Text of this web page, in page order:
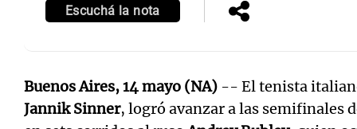
Escuchá la nota
Buenos Aires, 14 mayo (NA) -- El tenista
Jannik Sinner, logró avanzar a las semifinales